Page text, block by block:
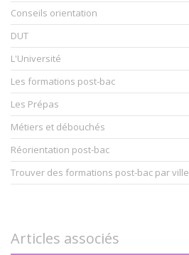
Conseils orientation
DUT
L'Université
Les formations post-bac
Les Prépas
Métiers et débouchés
Réorientation post-bac
Trouver des formations post-bac par ville
Articles associés